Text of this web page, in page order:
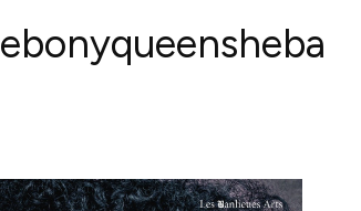
ebonyqueensheba